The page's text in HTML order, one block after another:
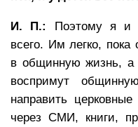
И. П.: Поэтому я и
всего. Им легко,
в общинную жизнь, а
воспримут
направить
через СМИ, книги,